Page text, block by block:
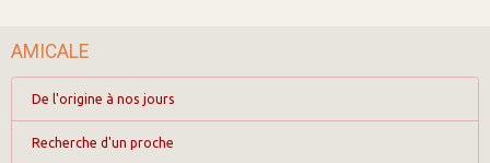
AMICALE
De l'origine à nos jours
Recherche d'un proche